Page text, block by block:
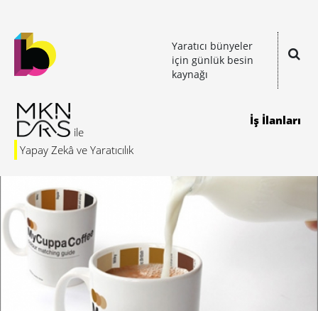
Yaratıcı bünyeler
için günlük besin
kaynağı
Yapay Zekâ ve Yaratıcılık
İş İlanları